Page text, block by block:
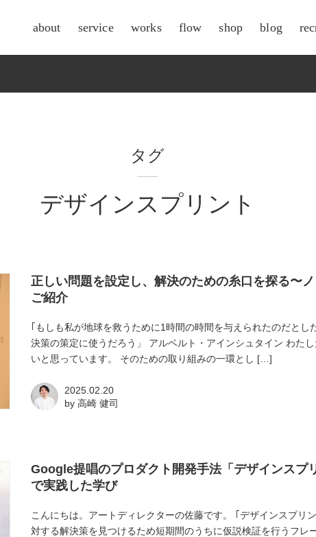
about
csr
service works flow shop blog
タグ
デザインスプリント
正しい問題を設定し、解決のための糸口を探る〜
ご紹介
｢もしも私が地球を救うために1時間の時間を与えられたのだと
決策の策定に使うだろう」 アルベルト・アインシュタイン わた
いと思っています。 そのための取り組みの一環とし […]
2025.02.20
by 高崎 健司
Google提唱のプロダクト開発手法「デザインスプ
で実践した学び
こんにちは。アートディレクターの佐藤です。 ｢デザインスプリ
対する解決策を見つけるため短期間のうちに仮説検証を行うフレ